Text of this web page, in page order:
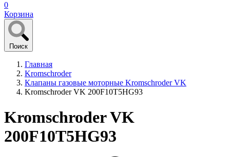
0
Корзина
Поиск
Главная
Kromschroder
Клапаны газовые моторные Kromschroder VK
Kromschroder VK 200F10T5HG93
Kromschroder VK
200F10T5HG93